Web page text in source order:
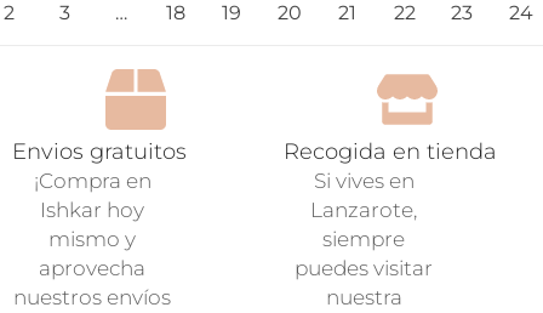
2 3 … 18 19 20 21 22 23 24
Envios gratuitos
¡Compra en
Ishkar hoy
mismo y
aprovecha
nuestros envíos
Recogida en tienda
Si vives en
Lanzarote,
siempre
puedes visitar
nuestra